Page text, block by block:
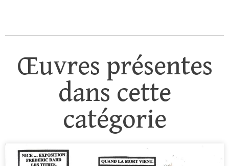
Œuvres présentes
dans cette
catégorie